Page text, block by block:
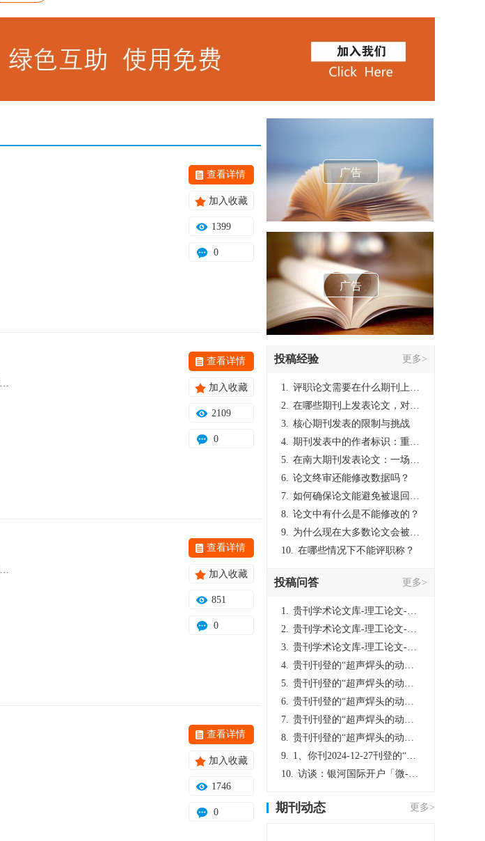
查看详情
加入收藏
1399
0
查看详情
加入收藏
2109
0
查看详情
加入收藏
851
0
查看详情
加入收藏
1746
0
广告
广告
投稿经验 更多>
1. 评职论文需要在什么期刊上发表？
2. 在哪些期刊上发表论文，对考研有优势？
3. 核心期刊发表的限制与挑战
4. 期刊发表中的作者标识：重要性与实践
5. 在南大期刊发表论文：一场知识探索与学术成就的旅程
6. 论文终审还能修改数据吗？
7. 如何确保论文能避免被退回：关键条件与策略
8. 论文中有什么是不能修改的？
9. 为什么现在大多数论文会被评判为AI撰写？（深度剖析查重机制下的困境与出路）
10. 在哪些情况下不能评职称？
投稿问答 更多>
1. 贵刊学术论文库-理工论文-第16页刊登的“超声焊头的动力学分析与优化设计”，作者lizhiwei，时间2024-12-27，该论文由我本人在机电工程技术2024年第10期公开发表，lizhiwei并非本人，请将文章删除，消除影响，谢谢！
2. 贵刊学术论文库-理工论文-第16页刊登的“超声焊头的动力学分析与优化设计”，作者lizhiwei，时间2024-12-27，该论文由我本人在机电工程技术2024年第10期公开发表，lizhiwei并非本人，请将文章删除，消除影响，谢谢！
3. 贵刊学术论文库-理工论文-第16页刊登的“超声焊头的动力学分析与优化设计”，作者lizhiwei，时间2024-12-27，该论文由我本人在机电工程技术2024年第10期公开发表，lizhiwei并非本人，请将文章删除，消除影响，谢谢！
4. 贵刊刊登的“超声焊头的动力学分析与优化设计”，作者lizhiwei，时间2024-12-27，该论文由我本人在机电工程技术2024年第10期公开发表，lizhiwei并非本人，请将文章删除，消除影响，谢谢！
5. 贵刊刊登的“超声焊头的动力学分析与优化设计”，作者lizhiwei，时间2024-12-27，该论文由我本人在机电工程技术2024年第10期公开发表，lizhiwei并非本人，请将文章删除，消除影响，谢谢！
6. 贵刊刊登的“超声焊头的动力学分析与优化设计”，作者lizhiwei，时间2024-12-27，该论文由我本人在机电工程技术2024年第10期公开发表，lizhiwei并非本人，请将文章删除，消除影响，谢谢！
7. 贵刊刊登的“超声焊头的动力学分析与优化设计”，作者lizhiwei，时间2024-12-27，该论文由我本人在机电工程技术2024年第10期公开发表，lizhiwei并非本人，请将文章删除，消除影响，谢谢！
8. 贵刊刊登的“超声焊头的动力学分析与优化设计”，作者lizhiwei，时间2024-12-27，该论文由我本人在机电工程技术2024年第10期公开发表，lizhiwei并非本人，请将文章删除，消除影响，谢谢！
9. 1、你刊2024-12-27刊登的“超声焊头的动力学分析与优化设计论文”，是由我本人在“机电工程技术”，在2024年第10期公开发表的，而本刊转载“lizhiwei”非本人操作，请尽快将其删除，消除不良影响。
10. 访谈：银河国际开户「微-97905670-信」上分客服开户电话在线注册现场经理。机械文明荒野生存游戏《荒野起源》超新星测试将于12月18日上午10点正式开启!本次测试资格已陆续发放!各位拓荒者们准备好了么。
期刊动态 更多>